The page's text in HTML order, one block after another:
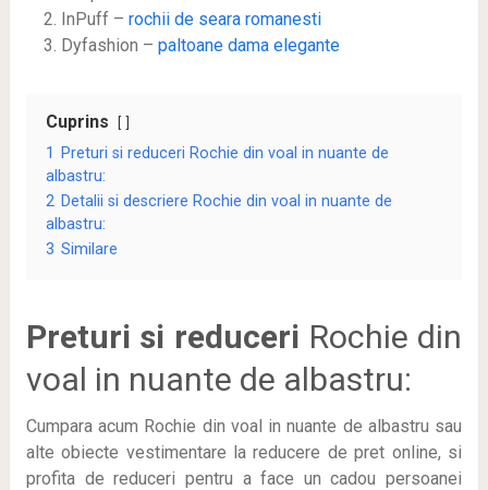
InPuff – rochii de seara romanesti
Dyfashion – paltoane dama elegante
Cuprins
1
Preturi si reduceri Rochie din voal in nuante de
albastru:
2 Detalii si descriere Rochie din voal in nuante de
albastru:
3 Similare
Preturi si reduceri Rochie din
voal in nuante de albastru:
Cumpara acum Rochie din voal in nuante de albastru sau
alte obiecte vestimentare la reducere de pret online, si
profita de reduceri pentru a face un cadou persoanei